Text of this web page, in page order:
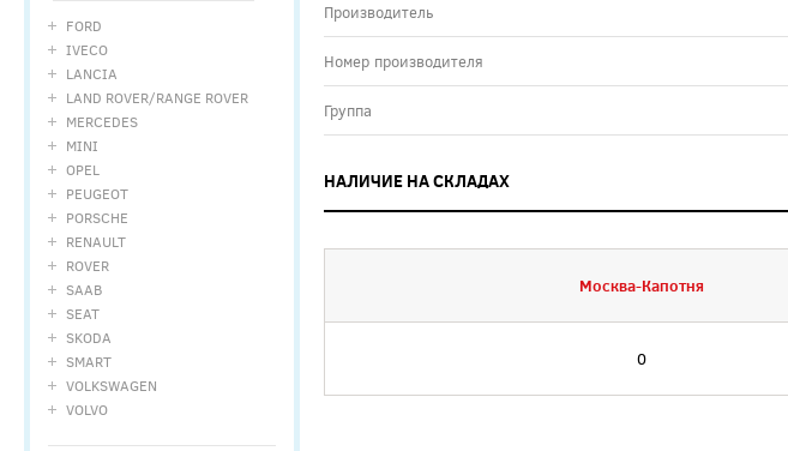
FORD
IVECO
LANCIA
LAND ROVER/RANGE ROVER
MERCEDES
MINI
OPEL
PEUGEOT
PORSCHE
RENAULT
ROVER
SAAB
SEAT
SKODA
SMART
VOLKSWAGEN
VOLVO
Производитель
Номер производителя
Группа
НАЛИЧИЕ НА СКЛАДАХ
Москва-Капотня
0